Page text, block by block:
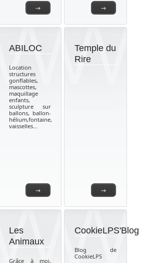
→
→
→
ABILOC
Location
structures
gonflables,
mascottes,
maquillage
enfants,
sculpture sur
ballons, ballon-
hélium,fontaine,
vaisselles...
→
Temple du
Rire
Les
Animaux
Grâce à moi,
CookieLPS'Blog
Blog de
CookieLPS